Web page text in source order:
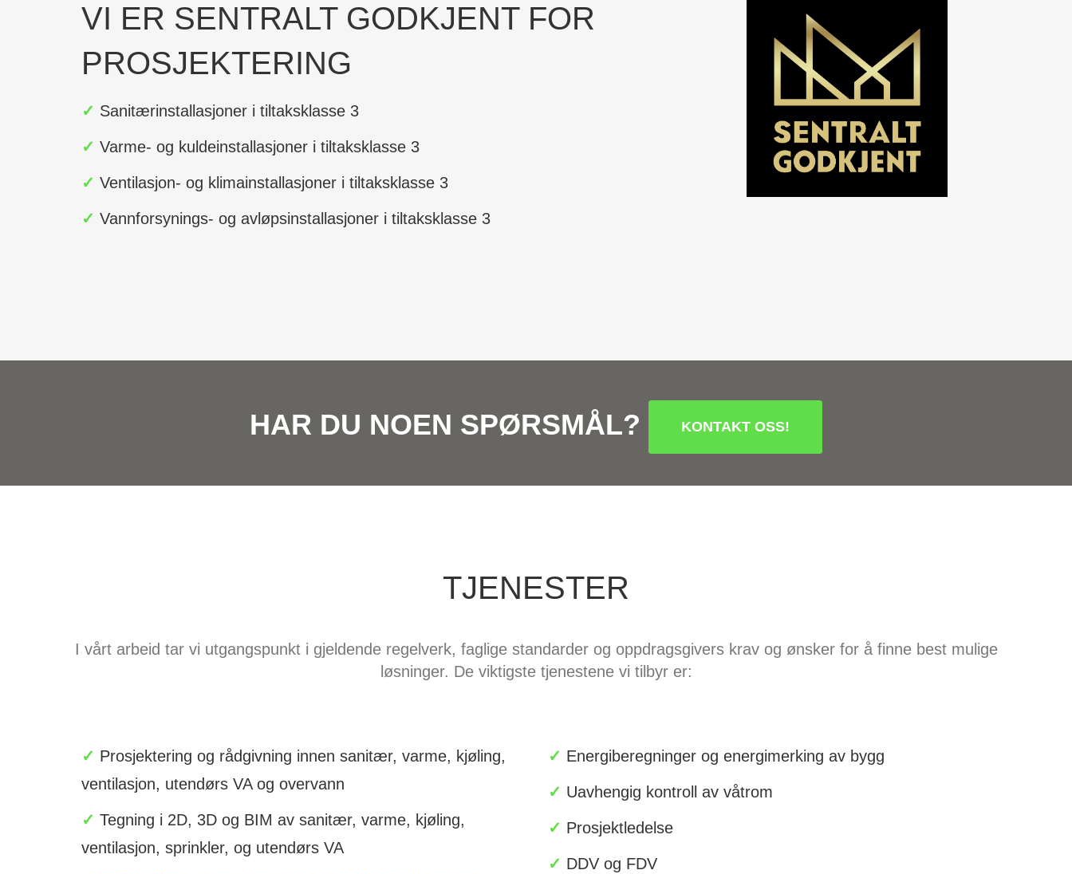
VI ER SENTRALT GODKJENT FOR
PROSJEKTERING
✓ Sanitærinstallasjoner i tiltaksklasse 3
✓ Varme- og kuldeinstallasjoner i tiltaksklasse 3
✓ Ventilasjon- og klimainstallasjoner i tiltaksklasse 3
✓ Vannforsynings- og avløpsinstallasjoner i tiltaksklasse 3
HAR DU NOEN SPØRSMÅL? KONTAKT OSS!
TJENESTER
I vårt arbeid tar vi utgangspunkt i gjeldende regelverk, faglige standarder og oppdragsgivers krav og ønsker for å finne best mulige
løsninger. De viktigste tjenestene vi tilbyr er:
✓ Prosjektering og rådgivning innen sanitær, varme, kjøling,
ventilasjon, utendørs VA og overvann
✓ Tegning i 2D, 3D og BIM av sanitær, varme, kjøling,
ventilasjon, sprinkler, og utendørs VA
✓ Energiberegninger og energimerking av bygg
✓ Uavhengig kontroll av våtrom
✓ Prosjektledelse
✓ DDV og FDV